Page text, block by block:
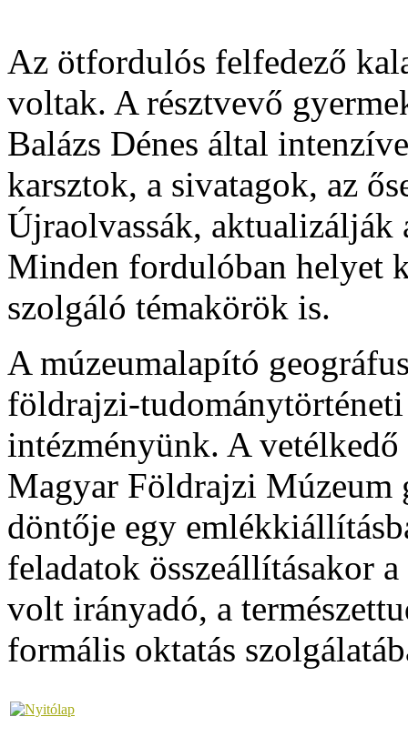
Az ötfordulós felfedező
voltak. A résztvevő
Balázs Dénes által
karsztok, a sivatagok, az
Újraolvassák,
Minden fordulóban helyet
szolgáló témakörök is.
A múzeumalapító
földrajzi-
intézményünk. A
Magyar Földrajzi Múzeum
döntője egy
feladatok összeállításakor
volt irányadó, a
formális oktatás